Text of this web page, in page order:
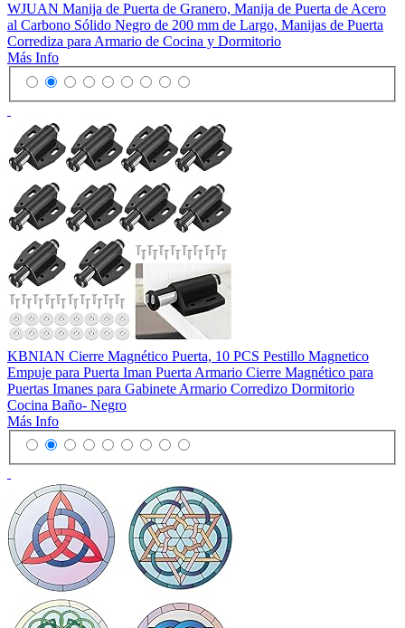
WJUAN Manija de Puerta de Granero, Manija de Puerta de Acero
al Carbono Sólido Negro de 200 mm de Largo, Manijas de Puerta
Corrediza para Armario de Cocina y Dormitorio
Más Info
KBNIAN Cierre Magnético Puerta, 10 PCS Pestillo Magnetico
Empuje para Puerta Iman Puerta Armario Cierre Magnético para
Puertas Imanes para Gabinete Armario Corredizo Dormitorio
Cocina Baño- Negro
Más Info